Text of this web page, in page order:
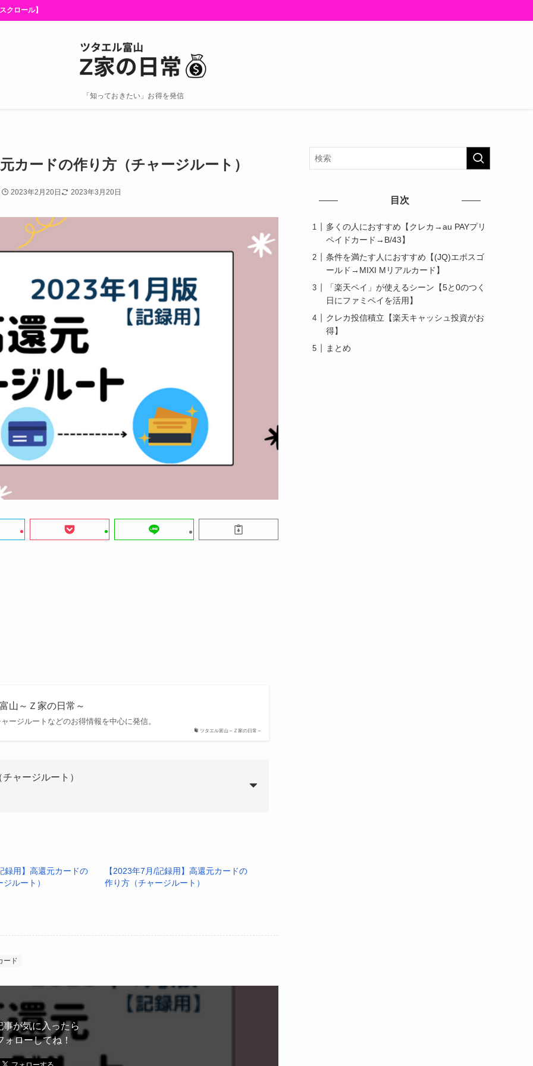
】
「知っておきたい」お得を発信
カードの作り方（チャージルート）
2023年2月20日 2023年3月20日
ツタエル富山～Ｚ家の日常～
山～Ｚ家の日常～
ージルートなどのお得情報を中心に発信。
ャージルート）
録用】高還元カードの
ルート）
【2023年7月/記録用】高還元カードの
作り方（チャージルート）
ード
事が気に入ったら
ォローしてね！
目次
多くの人におすすめ【クレカ→au PAYプリ
ペイドカード→B/43】
条件を満たす人におすすめ【(JQ)エポスゴ
ールド→MIXI Mリアルカード】
「楽天ペイ」が使えるシーン【5と0のつく
日にファミペイを活用】
クレカ投信積立【楽天キャッシュ投資がお
得】
まとめ